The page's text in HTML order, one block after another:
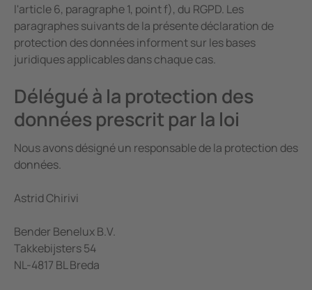
l'article 6, paragraphe 1, point f), du RGPD. Les
paragraphes suivants de la présente déclaration de
protection des données informent sur les bases
juridiques applicables dans chaque cas.
Délégué à la protection des
données prescrit par la loi
Nous avons désigné un responsable de la protection des
données.
Astrid Chirivi
Bender Benelux B.V.
Takkebijsters 54
NL-4817 BL Breda